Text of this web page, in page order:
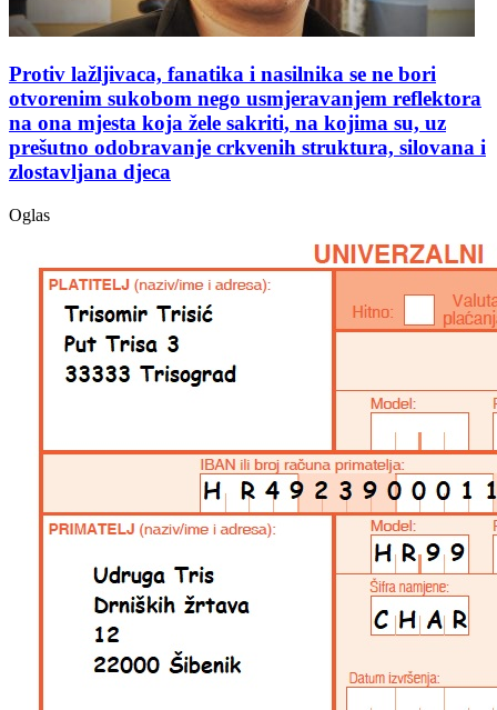
Protiv lažljivaca, fanatika i nasilnika se ne bori
otvorenim sukobom nego usmjeravanjem reflektora
na ona mjesta koja žele sakriti, na kojima su, uz
prešutno odobravanje crkvenih struktura, silovana i
zlostavljana djeca
Oglas